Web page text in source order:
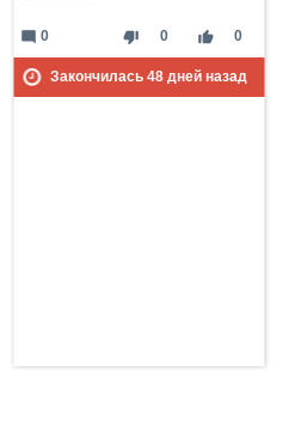
thumb_down 0 thumb_up 0
mode_comment 0
Закончилась 48дней назад